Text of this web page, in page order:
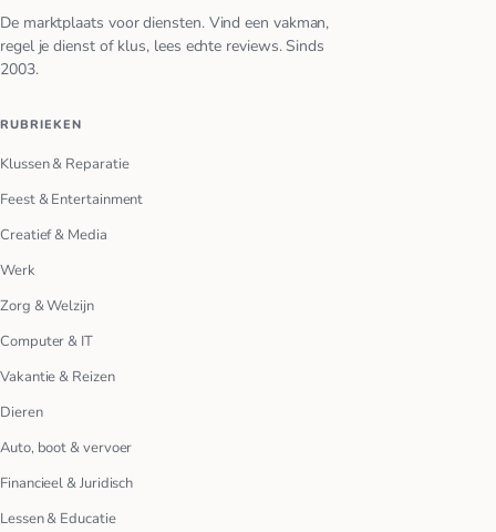
De marktplaats voor diensten. Vind een vakman,
regel je dienst of klus, lees echte reviews. Sinds
2003.
RUBRIEKEN
Klussen & Reparatie
Feest & Entertainment
Creatief & Media
Werk
Zorg & Welzijn
Computer & IT
Vakantie & Reizen
Dieren
Auto, boot & vervoer
Financieel & Juridisch
Lessen & Educatie